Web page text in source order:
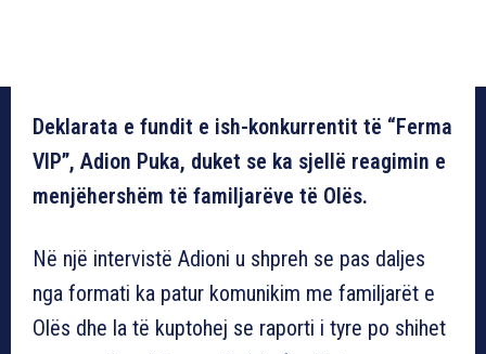
Deklarata e fundit e ish-konkurrentit të “Ferma
VIP”, Adion Puka, duket se ka sjellë reagimin e
menjëhershëm të familjarëve të Olës.
Në një intervistë Adioni u shpreh se pas daljes
nga formati ka patur komunikim me familjarët e
Olës dhe la të kuptohej se raporti i tyre po shihet